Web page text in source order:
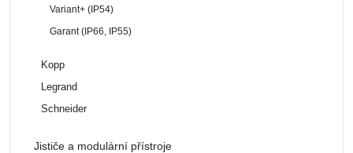
Variant+ (IP54)
Garant (IP66, IP55)
Kopp
Legrand
Schneider
Jističe a modulární přístroje